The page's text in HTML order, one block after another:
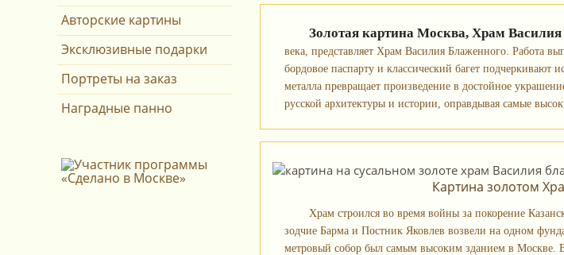
Авторские картины
Эксклюзивные подарки
Портреты на заказ
Наградные панно
Золотая картина Москва, Храм
века, представляет Храм Василия Блаженного. Работа
бордовое паспарту и классический багет подчеркивают
металла превращает произведение в достойное
русской архитектуры и истории, оправдывая самые
Картина золотом
Храм строился во время войны за покорение
зодчие Барма и Постник Яковлев возвели на одном
метровый собор был самым высоким зданием в Москве.